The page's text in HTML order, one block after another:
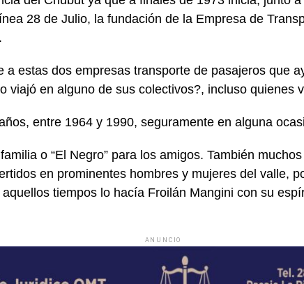
28 de Julio, la fundación de la Empresa de
a estas dos empresas transporte de pasajeros que
viajó en alguno de sus colectivos?, incluso quienes
entre 1964 y 1990, seguramente en alguna
o “El Negro” para los amigos. También
en prominentes hombres y mujeres del valle,
tiempos lo hacía Froilán Mangini con su
ANUNCIO